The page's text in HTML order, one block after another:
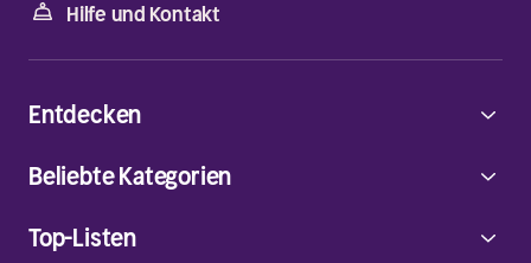
Hilfe und Kontakt
Entdecken
Beliebte Kategorien
Top-Listen